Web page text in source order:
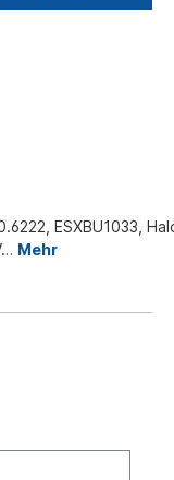
ESXBU1033,
Mehr